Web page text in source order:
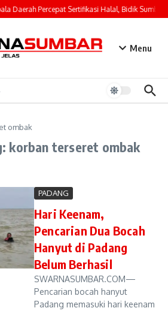
Daerah Percepat Sertifikasi Halal, Bidik Sumbar
Menu
ombak
korban terseret ombak
PADANG
Hari Keenam,
Pencarian Dua Bocah
Hanyut di Padang
Belum Berhasil
SWARNASUMBAR.COM—
Pencarian bocah hanyut
Padang memasuki hari keenam